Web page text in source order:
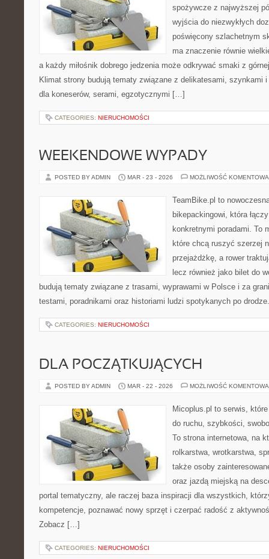
spożywcze z najwyższej
wyjścia do niezwykłych
poświęcony szlachetnym
ma znaczenie równie
a każdy miłośnik dobrego jedzenia może odkrywać smaki z
Klimat strony budują tematy związane z delikatesami, szynkami
dla koneserów, serami, egzotycznymi […]
CATEGORIES: NIERUCHOMOŚCI
WEEKENDOWE WYPADY
POSTED BY ADMIN MAR - 23 - 2026 MOŻLIWOŚĆ
TeamBike.pl to
bikepackingowi, która
konkretnymi poradami. To
które chcą ruszyć szerzej
przejażdżkę, a rower
lecz również jako bilet do
budują tematy związane z trasami, wyprawami w Polsce i za
testami, poradnikami oraz historiami ludzi spotykanych po
CATEGORIES: NIERUCHOMOŚCI
DLA POCZĄTKUJĄCYCH
POSTED BY ADMIN MAR - 22 - 2026 MOŻLIWOŚĆ
Micoplus.pl to serwis,
do ruchu, szybkości,
To strona internetowa, na
rolkarstwa, wrotkarstwa,
także osoby
oraz jazdą miejską na
portal tematyczny, ale raczej baza inspiracji dla wszystkich,
kompetencje, poznawać nowy sprzęt i czerpać radość z
Zobacz […]
CATEGORIES: NIERUCHOMOŚCI